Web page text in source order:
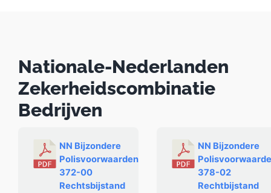
Nationale-Nederlanden
Zekerheidscombinatie
Bedrijven
NN Bijzondere
Polisvoorwaarden
372-00
Rechtsbijstand
NN Bijzondere
378-02
Rechtbijstand